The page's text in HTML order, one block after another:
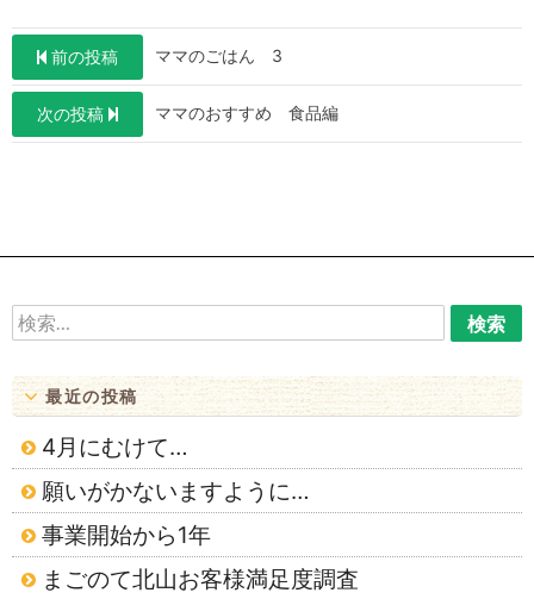
投
稿
ナ
ョ
前の投稿 ママのごはん 3
次の投稿 ママのおすすめ 食品編
検
索:
最近の投稿
4月にむけて…
願いがかないますように…
事業開始から1年
まごのて北山お客様満足度調査